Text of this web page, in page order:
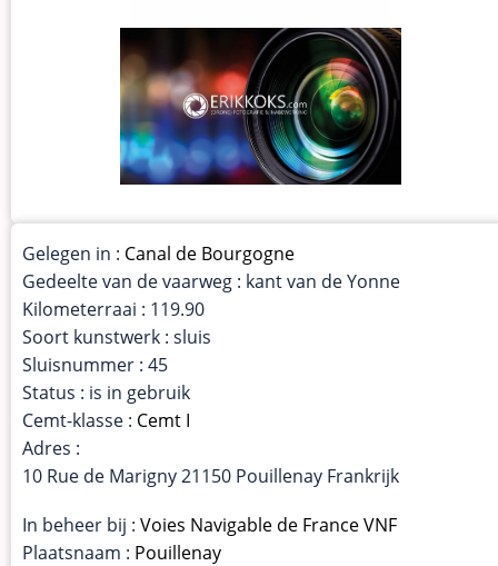
Gelegen in : Canal de Bourgogne
Gedeelte van de vaarweg : kant van de Yonne
Kilometerraai : 119.90
Soort kunstwerk : sluis
Sluisnummer : 45
Status : is in gebruik
Cemt-klasse : Cemt I
Adres :
10 Rue de Marigny 21150 Pouillenay Frankrijk
In beheer bij : Voies Navigable de France VNF
Plaatsnaam : Pouillenay